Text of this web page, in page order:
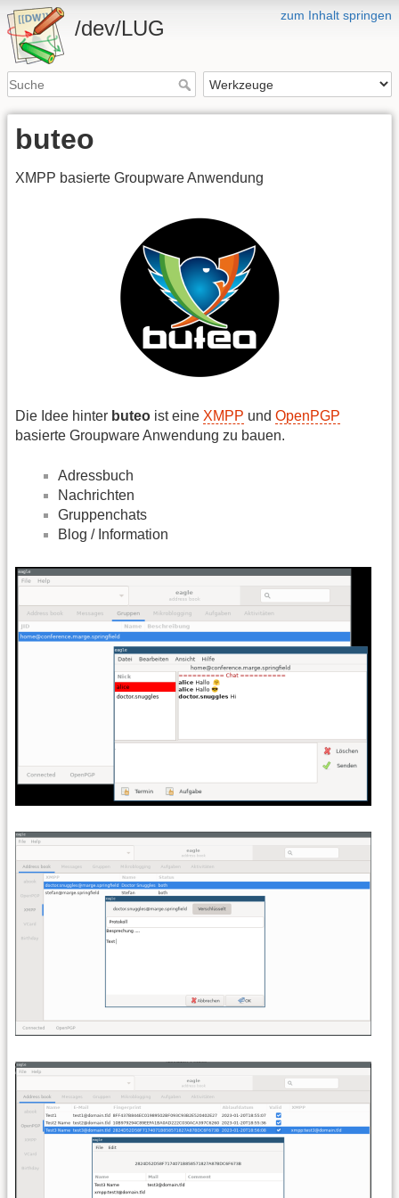
zum Inhalt springen
/dev/LUG
buteo
XMPP basierte Groupware Anwendung
Die Idee hinter buteo ist eine XMPP und OpenPGP
basierte Groupware Anwendung zu bauen.
Adressbuch
Nachrichten
Gruppenchats
Blog / Information